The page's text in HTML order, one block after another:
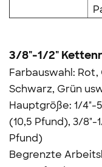
3/8"-1/2"
Farbauswahl: Rot,
Schwarz, Grün
Hauptgröße: 1/4"-
(10,5 Pfund), 3/8"-
Pfund)
Begrenzte